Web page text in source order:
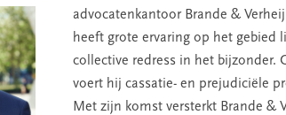
advocatenkantoor Brande &
heeft grote ervaring op het gebied
collective redress in het bijzonder.
voert hij cassatie- en prejudiciële
Met zijn komst versterkt Brande &